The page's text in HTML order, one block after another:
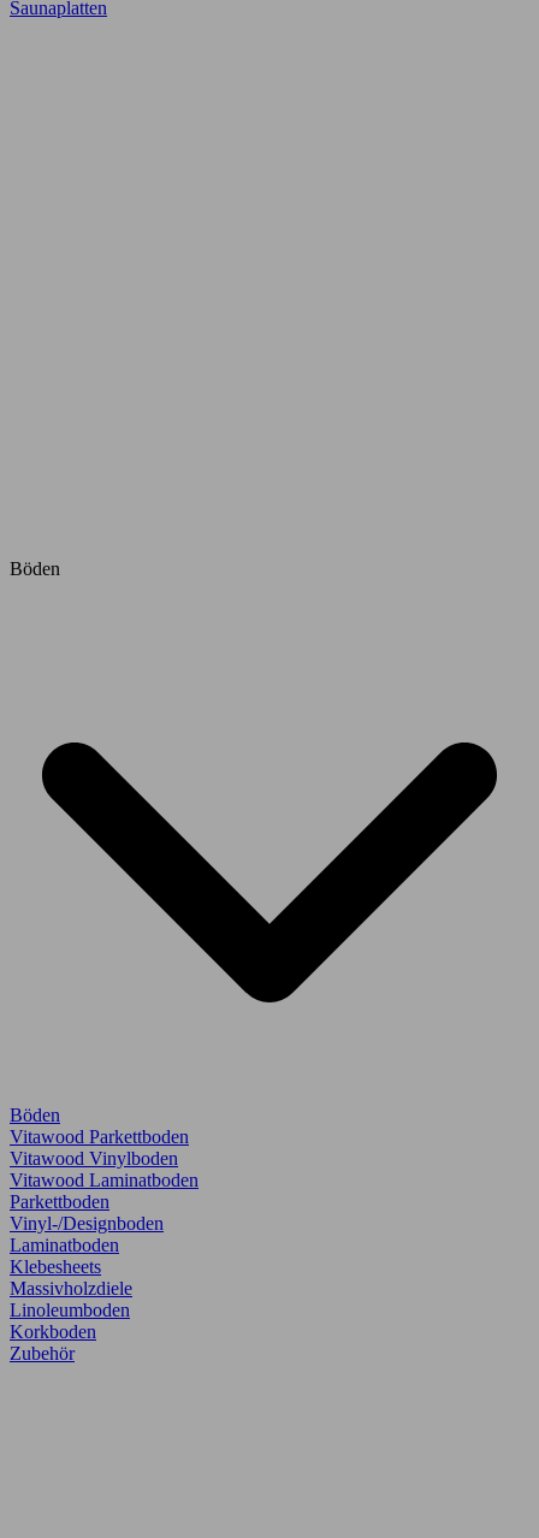
Saunaplatten
Böden
Böden
Vitawood Parkettboden
Vitawood Vinylboden
Vitawood Laminatboden
Parkettboden
Vinyl-/Designboden
Laminatboden
Klebesheets
Massivholzdiele
Linoleumboden
Korkboden
Zubehör